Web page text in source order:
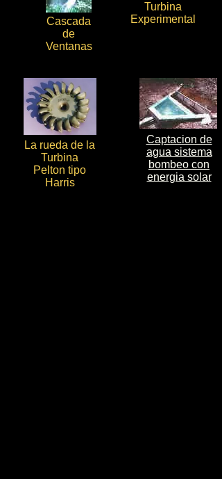
Turbina
Experimental
La rueda de la
Turbina
Pelton tipo
Harris
Cascada
de
Ventanas
Captacion de
agua sistema
bombeo con
energia solar